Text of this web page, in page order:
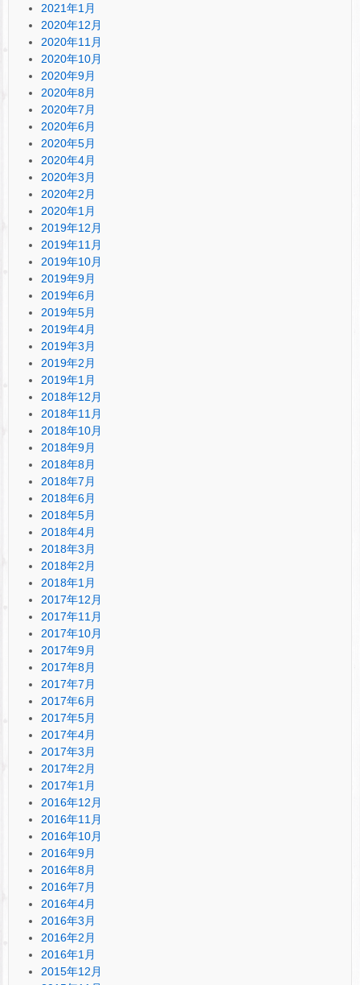
2021年1月
2020年12月
2020年11月
2020年10月
2020年9月
2020年8月
2020年7月
2020年6月
2020年5月
2020年4月
2020年3月
2020年2月
2020年1月
2019年12月
2019年11月
2019年10月
2019年9月
2019年6月
2019年5月
2019年4月
2019年3月
2019年2月
2019年1月
2018年12月
2018年11月
2018年10月
2018年9月
2018年8月
2018年7月
2018年6月
2018年5月
2018年4月
2018年3月
2018年2月
2018年1月
2017年12月
2017年11月
2017年10月
2017年9月
2017年8月
2017年7月
2017年6月
2017年5月
2017年4月
2017年3月
2017年2月
2017年1月
2016年12月
2016年11月
2016年10月
2016年9月
2016年8月
2016年7月
2016年4月
2016年3月
2016年2月
2016年1月
2015年12月